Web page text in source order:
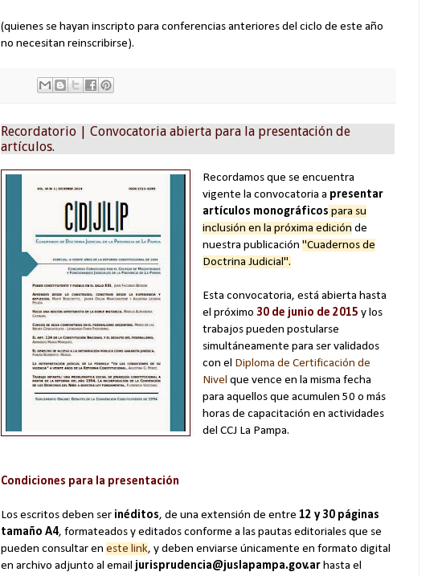
(quienes se hayan inscripto para conferencias anteriores del ciclo de este año
no necesitan reinscribirse).
Recordatorio | Convocatoria abierta para la presentación de
artículos.
Recordamos que se encuentra
vigente la convocatoria a presentar
artículos monográficos para su
inclusión en la próxima edición de
nuestra publicación"Cuadernos de
Doctrina Judicial".
Esta convocatoria, está abierta hasta
el próximo30 de junio de 2015y los
trabajos pueden postularse
simultáneamente para ser validados
con el Diploma de Certificación de
Nivel que vence en la misma fecha
para aquellos que acumulen 50 o más
horas de capacitación en actividades
del CCJ La Pampa.
Condiciones para la presentación
Los escritos deben ser inéditos, de una extensión de entre 12 y 30 páginas
tamaño A4, formateados y editados conforme a las pautas editoriales que se
pueden consultar en este link, y deben enviarse únicamente en formato digital
en archivo adjunto al email jurisprudencia@juslapampa.gov.ar hasta el